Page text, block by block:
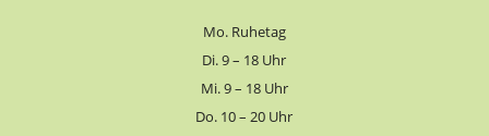
Mo. Ruhetag
Di. 9 – 18 Uhr
Mi. 9 – 18 Uhr
Do. 10 – 20 Uhr